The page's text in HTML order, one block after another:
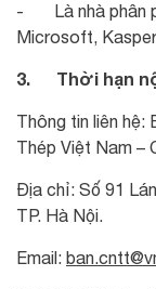
- Là nhà phân
Microsoft,
3. Thời hạn
Thông tin liên hệ:
Thép Việt Nam –
Địa chỉ: Số 91
TP. Hà Nội.
Email: